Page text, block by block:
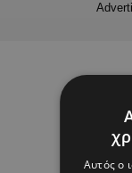
Αυτός ο